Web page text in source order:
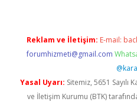
Reklam ve İletişim: E-mail:
forumhizmeti@gmail.com
Yasal Uyarı: Sitemiz, 5651 Sayılı
ve İletişim Kurumu (BTK)